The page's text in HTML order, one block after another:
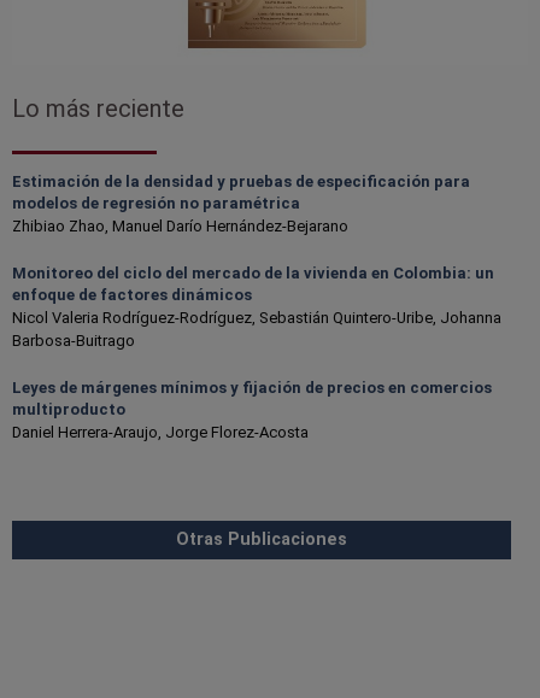
Lo más reciente
Estimación de la densidad y pruebas de especificación para
modelos de regresión no paramétrica
Zhibiao Zhao, Manuel Darío Hernández-Bejarano
Monitoreo del ciclo del mercado de la vivienda en Colombia: un
enfoque de factores dinámicos
Nicol Valeria Rodríguez-Rodríguez, Sebastián Quintero-Uribe, Johanna
Barbosa-Buitrago
Leyes de márgenes mínimos y fijación de precios en comercios
multiproducto
Daniel Herrera-Araujo, Jorge Florez-Acosta
Otras Publicaciones